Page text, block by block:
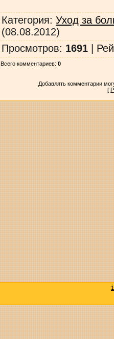
Категория: Уход за
(08.08.2012)
Просмотров: 1691|
Всего комментариев: 0
Добавлять комментарии
[